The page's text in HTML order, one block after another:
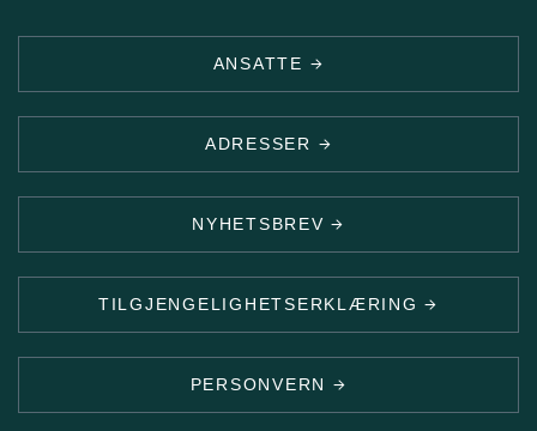
ANSATTE
ADRESSER
NYHETSBREV
TILGJENGELIGHETSERKLÆRING
PERSONVERN